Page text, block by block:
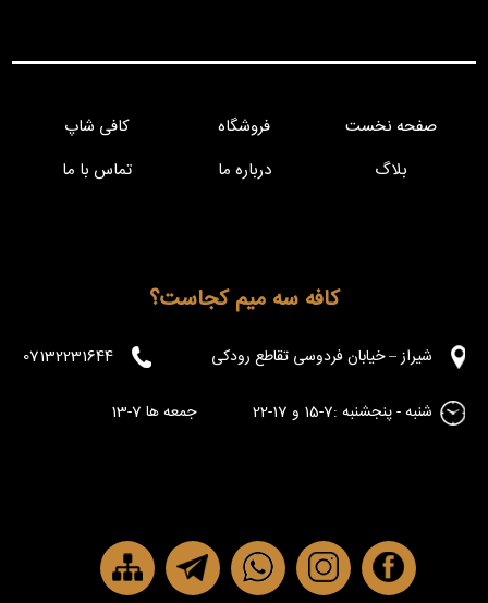
صفحه نخست فروشگاه
کافی شاپ
بلاگ
درباره ما تماس با ما
کافه سه میم کجاست؟
شیراز – خیابان فردوسی تقاطع رودکی 07132231644
شنبه - پنجشنبه :7-15 و 17-22 جمعه ها 7-13